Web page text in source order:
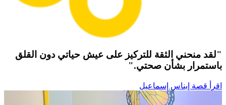
"لقد منحني الثقة للتركيز على عيش حياتي دون القلق
باستمرار بشأن صحتي."
اقرأ قصة إيناس إسماعيل